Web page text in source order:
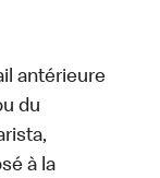
antérieure
du
à la